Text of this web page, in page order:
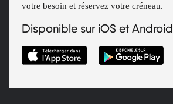
votre besoin et réservez votre créneau.
Disponible sur iOS et Android